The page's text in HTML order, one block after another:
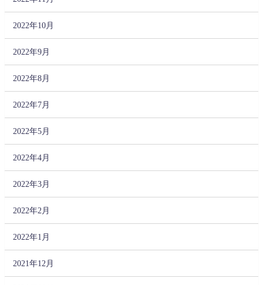
2022年10月
2022年9月
2022年8月
2022年7月
2022年5月
2022年4月
2022年3月
2022年2月
2022年1月
2021年12月